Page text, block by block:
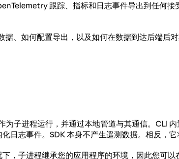
跟踪、指标和日志事件导出到任何
据、如何配置导出，以及如何在数据到达后端
为子进程运行，并通过本地管道与其通信。CLI
日志事件。SDK 本身不产生遥测数据。相反，
，子进程继承您的应用程序的环境，因此您可以